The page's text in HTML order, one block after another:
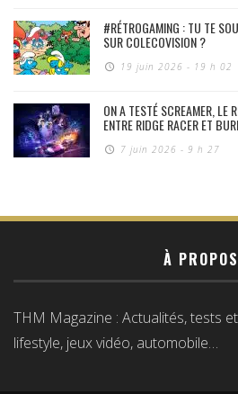
#RÉTROGAMING : TU TE
SUR COLECOVISION ?
19 juin 2026 - 19 h 02
ON A TESTÉ SCREAMER, LE
ENTRE RIDGE RACER ET
7 juin 2026 - 9 h 27
À PROPOS
THM Magazine : Actualités, tests
lifestyle, jeux vidéo, automobile…